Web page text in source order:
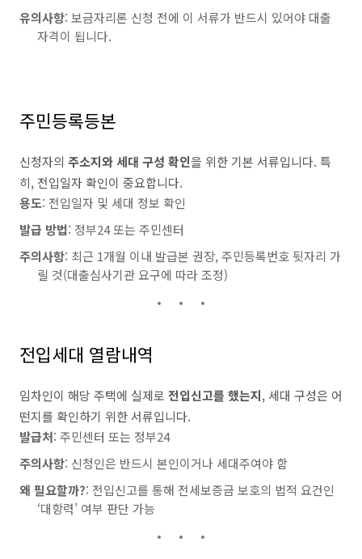
유의사항: 보금자리론 신청 전에 이 서류가 반드시 있어야 대출
자격이 됩니다.
주민등록등본
신청자의 주소지와 세대 구성 확인을 위한 기본 서류입니다. 특
히, 전입일자 확인이 중요합니다.
용도: 전입일자 및 세대 정보 확인
발급 방법: 정부24 또는 주민센터
주의사항: 최근 1개월 이내 발급본 권장, 주민등록번호 뒷자리 가
릴 것(대출심사기관 요구에 따라 조정)
전입세대 열람내역
임차인이 해당 주택에 실제로 전입신고를 했는지, 세대 구성은 어
떤지를 확인하기 위한 서류입니다.
발급처: 주민센터 또는 정부24
주의사항: 신청인은 반드시 본인이거나 세대주여야 함
왜 필요할까?: 전입신고를 통해 전세보증금 보호의 법적 요건인
‘대항력’ 여부 판단 가능